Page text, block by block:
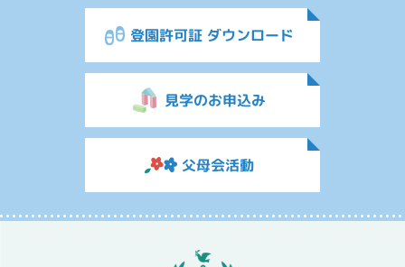
登園許可証 ダウンロード
見学のお申込み
父母会活動